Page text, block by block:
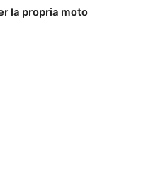
la propria moto